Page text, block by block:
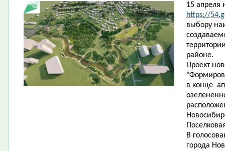
15 апреля
https://
выбору
районе.
Проект
в конце
В
города